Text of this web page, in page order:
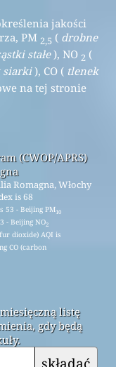
jakości
PM 2,5 ( drobne
stałe), NO 2 (
siarki), CO ( tlenek
na tej stronie
(CWOP/APRS)
Romagna, Włochy
is 68
53 - Beijing PM10
- Beijing NO2
dioxide) AQI is
CO (carbon
listę
gdy będą
składać